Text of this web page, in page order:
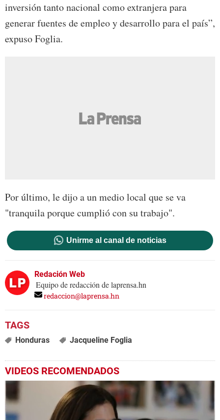
inversión tanto nacional como extranjera para
generar fuentes de empleo y desarrollo para el país”,
expuso Foglia.
Por último, le dijo a un medio local que se va
"tranquila porque cumplió con su trabajo".
Unirme al canal de noticias
Redación Web
Equipo de redacción de laprensa.hn
redaccion@laprensa.hn
Honduras Jacqueline Foglia
VIDEOS RECOMENDADOS